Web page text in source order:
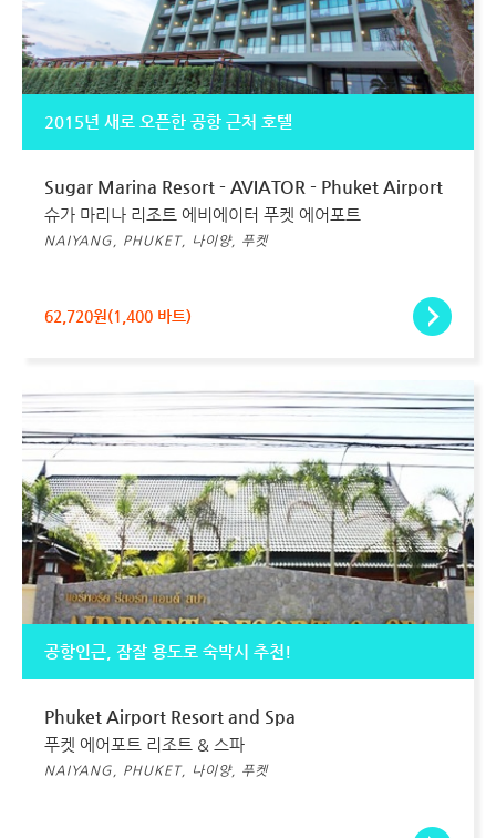
2015년 새로 오픈한 공항 근처 호텔
Sugar Marina Resort - AVIATOR - Phuket Airport
슈가 마리나 리조트 에비에이터 푸켓 에어포트
NAIYANG, PHUKET, 나이양, 푸켓
62,720원(1,400 바트)
공항인근, 잠잘 용도로 숙박시 추천!
Phuket Airport Resort and Spa
푸켓 에어포트 리조트 & 스파
NAIYANG, PHUKET, 나이양, 푸켓